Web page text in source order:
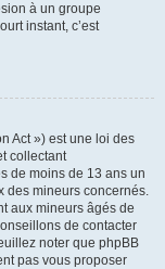
à un groupe
instant, c’est
Act ») est une loi des
collectant
de moins de 13 ans un
des mineurs concernés.
aux mineurs âgés de
de contacter
noter que phpBB
pas vous proposer